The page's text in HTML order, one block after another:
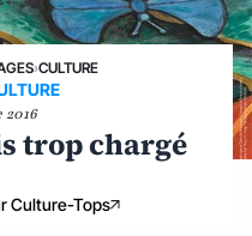
›CULTURE
2016
trop chargé
Culture-Tops